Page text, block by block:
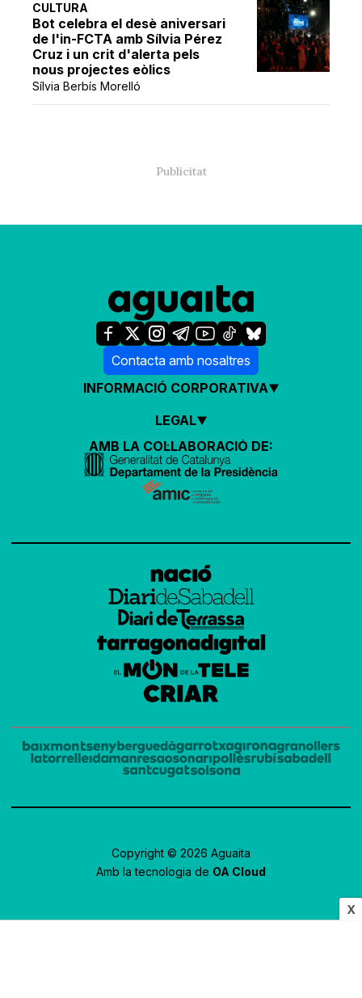
X
CULTURA
Bot celebra el desè aniversari
de l'in-FCTA amb Sílvia Pérez
Cruz i un crit d'alerta pels
nous projectes eòlics
Sílvia Berbís Morelló
Contacta amb nosaltres
INFORMACIÓ CORPORATIVA
LEGAL
AMB LA COL·LABORACIÓ DE:
Copyright © 2026 Aguaita
Amb la tecnologia de OA Cloud